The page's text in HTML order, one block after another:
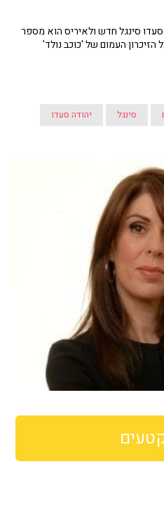
סינגל חדש ולאיריס הוא מספר
העמום של 'כוכב נולד'
סינגל יהודה סעדו